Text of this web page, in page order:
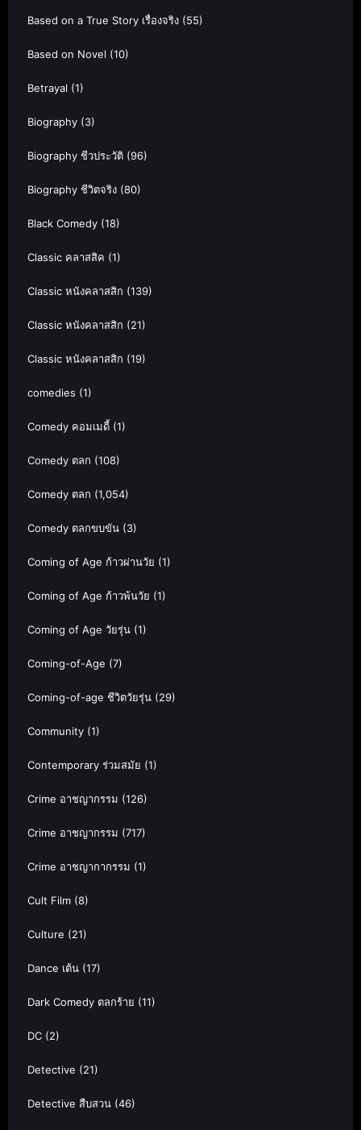
Based on a True Story เรื่องจริง (55)
Based on Novel (10)
Betrayal (1)
Biography (3)
Biography ชีวประวัติ (96)
Biography ชีวิตจริง (80)
Black Comedy (18)
Classic คลาสสิค (1)
Classic หนังคลาสสิก (139)
Classic หนังคลาสสิก (21)
Classic หนังคลาสสิก (19)
comedies (1)
Comedy คอมเมดี้ (1)
Comedy ตลก (108)
Comedy ตลก (1,054)
Comedy ตลกขบขัน (3)
Coming of Age ก้าวผ่านวัย (1)
Coming of Age ก้าวพ้นวัย (1)
Coming of Age วัยรุ่น (1)
Coming-of-Age (7)
Coming-of-age ชีวิตวัยรุ่น (29)
Community (1)
Contemporary ร่วมสมัย (1)
Crime อาชญากรรม (126)
Crime อาชญากรรม (717)
Crime อาชญากากรรม (1)
Cult Film (8)
Culture (21)
Dance เต้น (17)
Dark Comedy ตลกร้าย (11)
DC (2)
Detective (21)
Detective สืบสวน (46)